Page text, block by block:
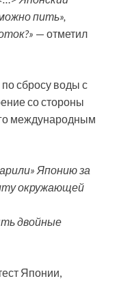
пить»,
— отметил
сбросу воды с
со стороны
международным
Японию за
окружающей
двойные
Японии,